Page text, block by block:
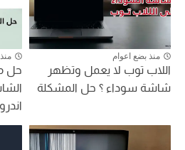
منذ بضع اعوام
اللاب توب لا يعمل وتظهر
شاشة سوداء ؟ حل المشكلة
حل